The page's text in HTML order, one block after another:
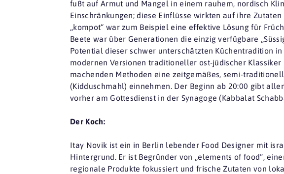
fußt auf Armut und Mangel in einem rauhem, nordisch
Einschränkungen; diese Einflüsse wirkten auf ihre
„kompot“ war zum Beispiel eine effektive Lösung für
Beete war über Generationen die einzig verfügbare
Potential dieser schwer unterschätzten Küchentradition
modernen Versionen traditioneller ost-jüdischer
machenden Methoden eine zeitgemäßes, semi-
(Kidduschmahl) einnehmen. Der Beginn ab 20:00 gibt
vorher am Gottesdienst in der Synagoge (Kabbalat
Der Koch:
Itay Novik ist ein in Berlin lebender Food Designer mit
Hintergrund. Er ist Begründer von „elements of food“,
regionale Produkte fokussiert und frische Zutaten von